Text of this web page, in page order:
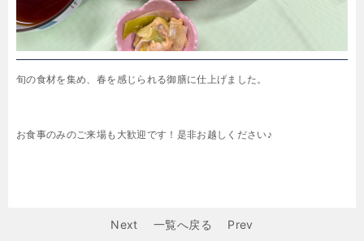
旬の食材を集め、春を感じられる御膳に仕上げました。
お食事のみのご来場も大歓迎です！是非お越しください♪
Next 一覧へ戻る Prev